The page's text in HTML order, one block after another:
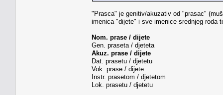
"Prasca" je genitiv/akuzativ od "prasac"
imenica "dijete" i sve imenice srednjeg roda
Nom. prase / dijete
Gen. praseta / djeteta
Akuz. prase / dijete
Dat. prasetu / djetetu
Vok. prase / dijete
Instr. prasetom / djetetom
Lok. prasetu / djetetu